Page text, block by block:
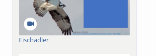
Fischadler